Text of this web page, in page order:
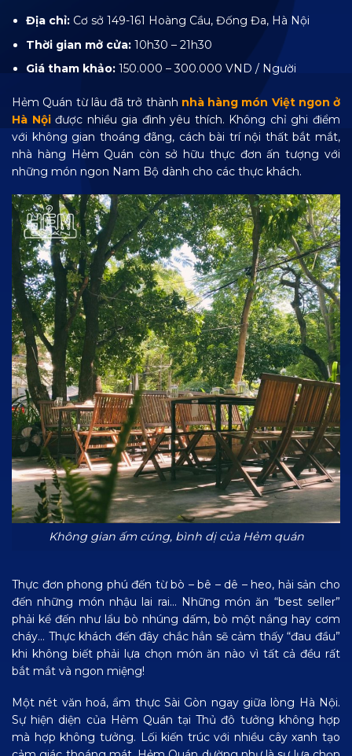
Địa chỉ: Cơ sở 149-161 Hoàng Cầu, Đống Đa, Hà Nội
Thời gian mở cửa: 10h30 – 21h30
Giá tham khảo: 150.000 – 300.000 VND / Người
Hẻm Quán từ lâu đã trở thành nhà hàng món Việt ngon ở
Hà Nộiđược nhiều gia đình yêu thích. Không chỉ ghi điểm
với không gian thoáng đãng, cách bài trí nội thất bắt mắt,
nhà hàng Hẻm Quán còn sở hữu thực đơn ấn tượng với
những món ngon Nam Bộ dành cho các thực khách.
Không gian ấm cúng, bình dị của Hẻm quán
Thực đơn phong phú đến từ bò – bê – dê – heo, hải sản cho
đến những món nhậu lai rai… Những món ăn “best seller”
phải kể đến như lẩu bò nhúng dấm, bò một nắng hay cơm
cháy… Thực khách đến đây chắc hẳn sẽ cảm thấy “đau đầu”
khi không biết phải lựa chọn món ăn nào vì tất cả đều rất
bắt mắt và ngon miệng!
Một nét văn hoá, ẩm thực Sài Gòn ngay giữa lòng Hà Nội.
Sự hiện diện của Hẻm Quán tại Thủ đô tưởng không hợp
mà hợp không tưởng. Lối kiến trúc với nhiều cây xanh tạo